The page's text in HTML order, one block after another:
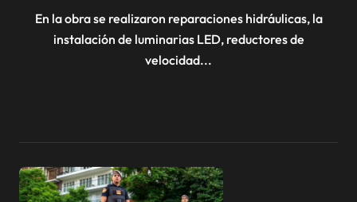
En la obra se realizaron reparaciones hidráulicas, la
instalación de luminarias LED, reductores de
velocidad...